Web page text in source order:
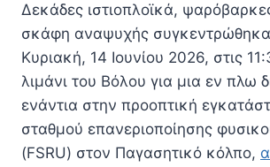
Δεκάδες ιστιοπλοϊκά,
σκάφη αναψυχής
Κυριακή, 14 Ιουνίου 2026, στις
λιμάνι του Βόλου για μια εν πλω
ενάντια στην προοπτική
σταθμού επανεριοποίησης
(FSRU) στον Παγασητικό κόλπο,